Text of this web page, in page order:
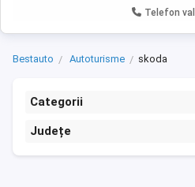
Telefon
Bestauto Autoturisme skoda
Categorii
Județe